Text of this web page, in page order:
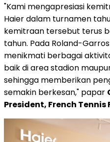
"Kami mengapresiasi
Haier dalam turnamen
kemitraan tersebut terus
tahun. Pada Roland-
menikmati berbagai
baik di area stadion
sehingga memberikan
semakin berkesan," papar
President, French